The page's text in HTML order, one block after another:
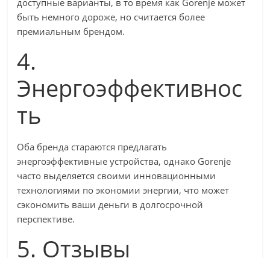
доступные варианты, в то время как Gorenje может
быть немного дороже, но считается более
премиальным брендом.
4.
Энергоэффективнос
ть
Оба бренда стараются предлагать
энергоэффективные устройства, однако Gorenje
часто выделяется своими инновационными
технологиями по экономии энергии, что может
сэкономить ваши деньги в долгосрочной
перспективе.
5. Отзывы